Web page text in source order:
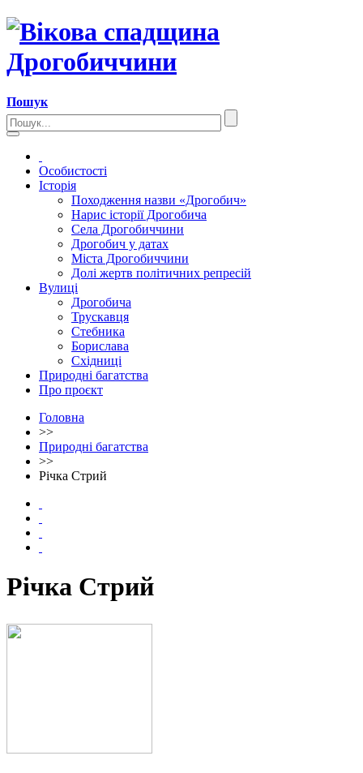
Пошук
Особистості
Історія
Походження назви «Дрогобич»
Нарис історії Дрогобича
Села Дрогобиччини
Дрогобич у датах
Міста Дрогобиччини
Долі жертв політичних репресій
Вулиці
Дрогобича
Трускавця
Стебника
Борислава
Східниці
Природні багатства
Про проєкт
Головна
>>
Природні багатства
>>
Річка Стрий
Річка Стрий